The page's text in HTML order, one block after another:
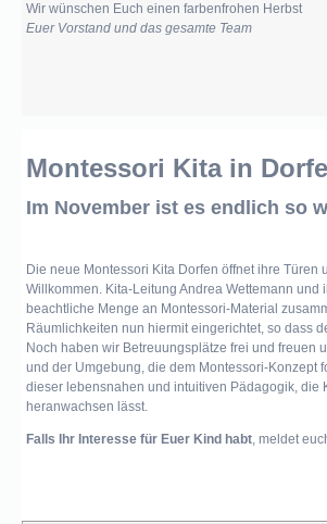
News
Links
Kontakt
werden
Wir wünschen Euch einen farbenfrohen Herbst
Euer Vorstand und das gesamte Team
Montessori Kita in
Im November ist es endlich so
Die neue Montessori Kita Dorfen öffnet ihre
Willkommen. Kita-Leitung Andrea Wettemann
beachtliche Menge an Montessori-Material
Räumlichkeiten nun hiermit eingerichtet, so dass
Noch haben wir Betreuungsplätze frei und freuen
und der Umgebung, die dem Montessori-Konzept
dieser lebensnahen und intuitiven Pädagogik,
heranwachsen lässt.
Falls Ihr Interesse für Euer Kind habt, meldet